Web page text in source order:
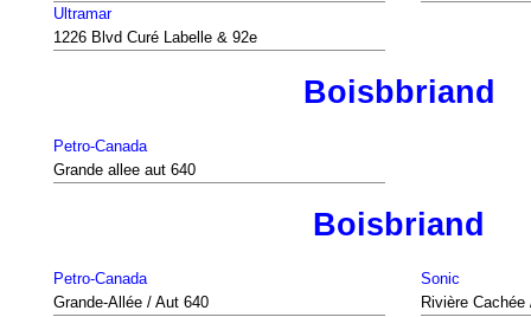
Ultramar
1226 Blvd Curé Labelle & 92e
Boisbbriand
Petro-Canada
Grande allee aut 640
Boisbriand
Petro-Canada
Grande-Allée / Aut 640
Sonic
Rivière